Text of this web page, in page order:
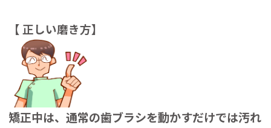
【 正しい磨き方】
矯正中は、通常の歯ブラシを動かすだけでは汚れ